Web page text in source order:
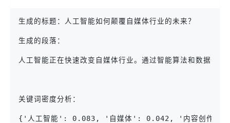
生成的标题：人工智能如何颠覆自媒体行业的未来？
生成的段落：
人工智能正在快速改变自媒体行业。通过智能算法和数据分
关键词密度分析：
{'人工智能': 0.083, '自媒体': 0.042, '内容创作':